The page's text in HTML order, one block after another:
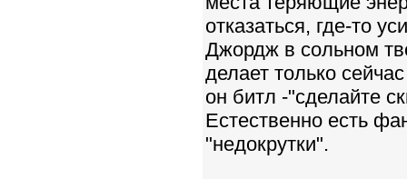
отказаться, где-то
Джордж в сольном
делает только
он битл -"сделайте
Естественно есть
"недокрутки".